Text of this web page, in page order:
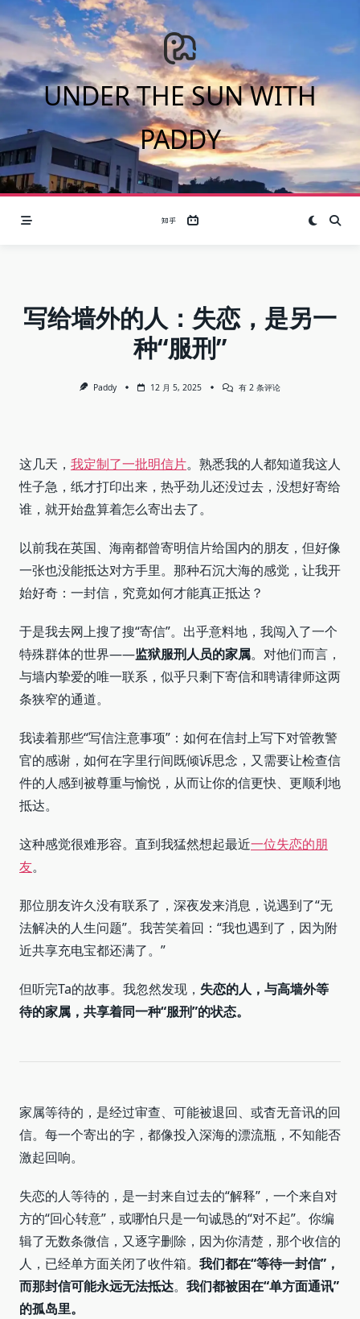
Skip
content
UNDER THE SUN WITH
PADDY
写给墙外的人：失恋，是另一
种“服刑”
Paddy 12 月 5, 2025
写
失
恋，
是
另
刑”
有 2 条评论
这几天， 我定制了一批明信片。熟悉我的人都知道我这人
性子急，纸才打印出来，热乎劲儿还没过去，没想好寄给
谁，就开始盘算着怎么寄出去了。
以前我在英国、海南都曾寄明信片给国内的朋友，但好像
一张也没能抵达对方手里。那种石沉大海的感觉，让我开
始好奇：一封信，究竟如何才能真正抵达？
于是我去网上搜了搜“寄信”。出乎意料地，我闯入了一个
特殊群体的世界——监狱服刑人员的家属。对他们而言，
与墙内挚爱的唯一联系，似乎只剩下寄信和聘请律师这两
条狭窄的通道。
我读着那些“写信注意事项”：如何在信封上写下对管教警
官的感谢，如何在字里行间既倾诉思念，又需要让检查信
件的人感到被尊重与愉悦，从而让你的信更快、更顺利地
抵达。
这种感觉很难形容。直到我猛然想起最近一位失恋的朋
友。
那位朋友许久没有联系了，深夜发来消息，说遇到了“无
法解决的人生问题”。我苦笑着回：“我也遇到了，因为附
近共享充电宝都还满了。”
但听完Ta的故事。我忽然发现， 失恋的人，与高墙外等
待的家属，共享着同一种“服刑”的状态。
家属等待的，是经过审查、可能被退回、或杳无音讯的回
信。每一个寄出的字，都像投入深海的漂流瓶，不知能否
激起回响。
失恋的人等待的，是一封来自过去的“解释”，一个来自对
方的“回心转意”，或哪怕只是一句诚恳的“对不起”。你编
辑了无数条微信，又逐字删除，因为你清楚，那个收信的
人，已经单方面关闭了收件箱。 我们都在“等待一封信”，
而那封信可能永远无法抵达。 我们都被困在“单方面通讯”
的孤岛里。